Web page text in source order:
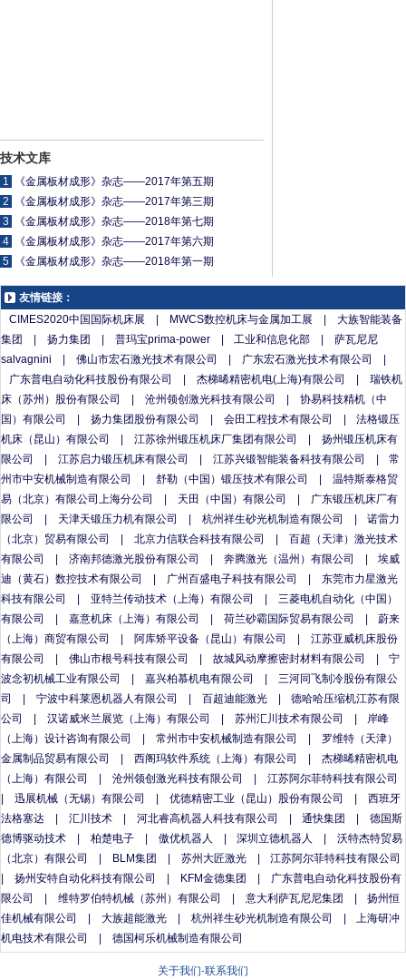
技术文库
1
《金属板材成形》杂志——2017年第五期
2
《金属板材成形》杂志——2017年第三期
3
《金属板材成形》杂志——2018年第七期
4
《金属板材成形》杂志——2017年第六期
5
《金属板材成形》杂志——2018年第一期
友情链接：
CIMES2020中国国际机床展
| MWCS数控机床与金属加工展 |
大族智能装备
集团
| 扬力集团 | 普玛宝prima-power | 工业和信息化部 |
萨瓦尼尼
salvagnini
| 佛山市宏石激光技术有限公司 | 广东宏石激光技术有限公司
|
广东普电自动化科技股份有限公司
| 杰梯晞精密机电(上海)有限公司 |
瑞铁机
床（苏州）股份有限公司
| 沧州领创激光科技有限公司 |
协易科技精机（中
国）有限公司
| 扬力集团股份有限公司 | 会田工程技术有限公司 |
法格锻压
机床（昆山）有限公司
| 江苏徐州锻压机床厂集团有限公司 |
扬州锻压机床有
限公司
| 江苏启力锻压机床有限公司 | 江苏兴锻智能装备科技有限公司 |
常
州市中安机械制造有限公司
| 舒勒（中国）锻压技术有限公司 |
温特斯泰格贸
易（北京）有限公司上海分公司
| 天田（中国）有限公司 |
广东锻压机床厂有
限公司
| 天津天锻压力机有限公司 | 杭州祥生砂光机制造有限公司 |
诺雷力
（北京）贸易有限公司
| 北京力信联合科技有限公司 |
百超（天津）激光技术
有限公司
| 济南邦德激光股份有限公司 | 奔腾激光（温州）有限公司 |
埃威
迪（黄石）数控技术有限公司
| 广州百盛电子科技有限公司 |
东莞市力星激光
科技有限公司
| 亚特兰传动技术（上海）有限公司 |
三菱电机自动化（中国）
有限公司
| 嘉意机床（上海）有限公司 | 荷兰砂霸国际贸易有限公司 |
蔚来
（上海）商贸有限公司
| 阿库矫平设备（昆山）有限公司 |
江苏亚威机床股份
有限公司
| 佛山市根号科技有限公司 | 故城风动摩擦密封材料有限公司 |
宁
波念初机械工业有限公司
| 嘉兴柏慕机电有限公司 |
三河同飞制冷股份有限公
司
| 宁波中科莱恩机器人有限公司 | 百超迪能激光 |
德哈哈压缩机江苏有限
公司
| 汉诺威米兰展览（上海）有限公司 | 苏州汇川技术有限公司 |
岸峰
（上海）设计咨询有限公司
| 常州市中安机械制造有限公司 |
罗维特（天津）
金属制品贸易有限公司
| 西阁玛软件系统（上海）有限公司 |
杰梯晞精密机电
（上海）有限公司
| 沧州领创激光科技有限公司 |
江苏阿尔菲特科技有限公司
|
迅展机械（无锡）有限公司 | 优德精密工业（昆山）股份有限公司 |
西班牙
法格塞达
| 汇川技术 | 河北睿高机器人科技有限公司 | 通快集团 |
德国斯
德博驱动技术
| 柏楚电子 | 傲优机器人 | 深圳立德机器人 |
沃特杰特贸易
（北京）有限公司
| BLM集团 | 苏州大匠激光 |
江苏阿尔菲特科技有限公司
|
扬州安特自动化科技有限公司 | KFM金德集团 |
广东普电自动化科技股份有
限公司
| 维特罗伯特机械（苏州）有限公司 | 意大利萨瓦尼尼集团 |
扬州恒
佳机械有限公司
| 大族超能激光 | 杭州祥生砂光机制造有限公司 |
上海研冲
机电技术有限公司
| 德国柯乐机械制造有限公司
关于我们-联系我们